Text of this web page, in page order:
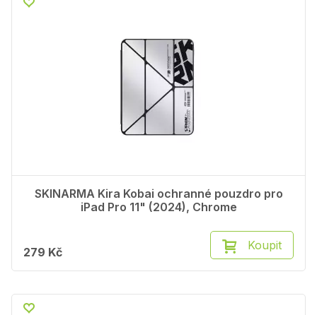
SKINARMA Kira Kobai ochranné pouzdro pro
iPad Pro 11" (2024), Chrome
279 Kč Koupit